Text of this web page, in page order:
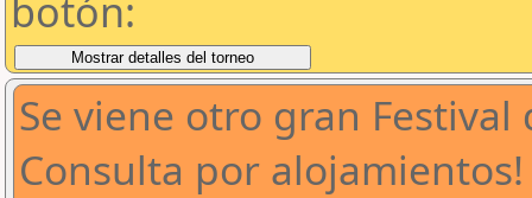
botón:
Se viene otro gran Festival
Consulta por